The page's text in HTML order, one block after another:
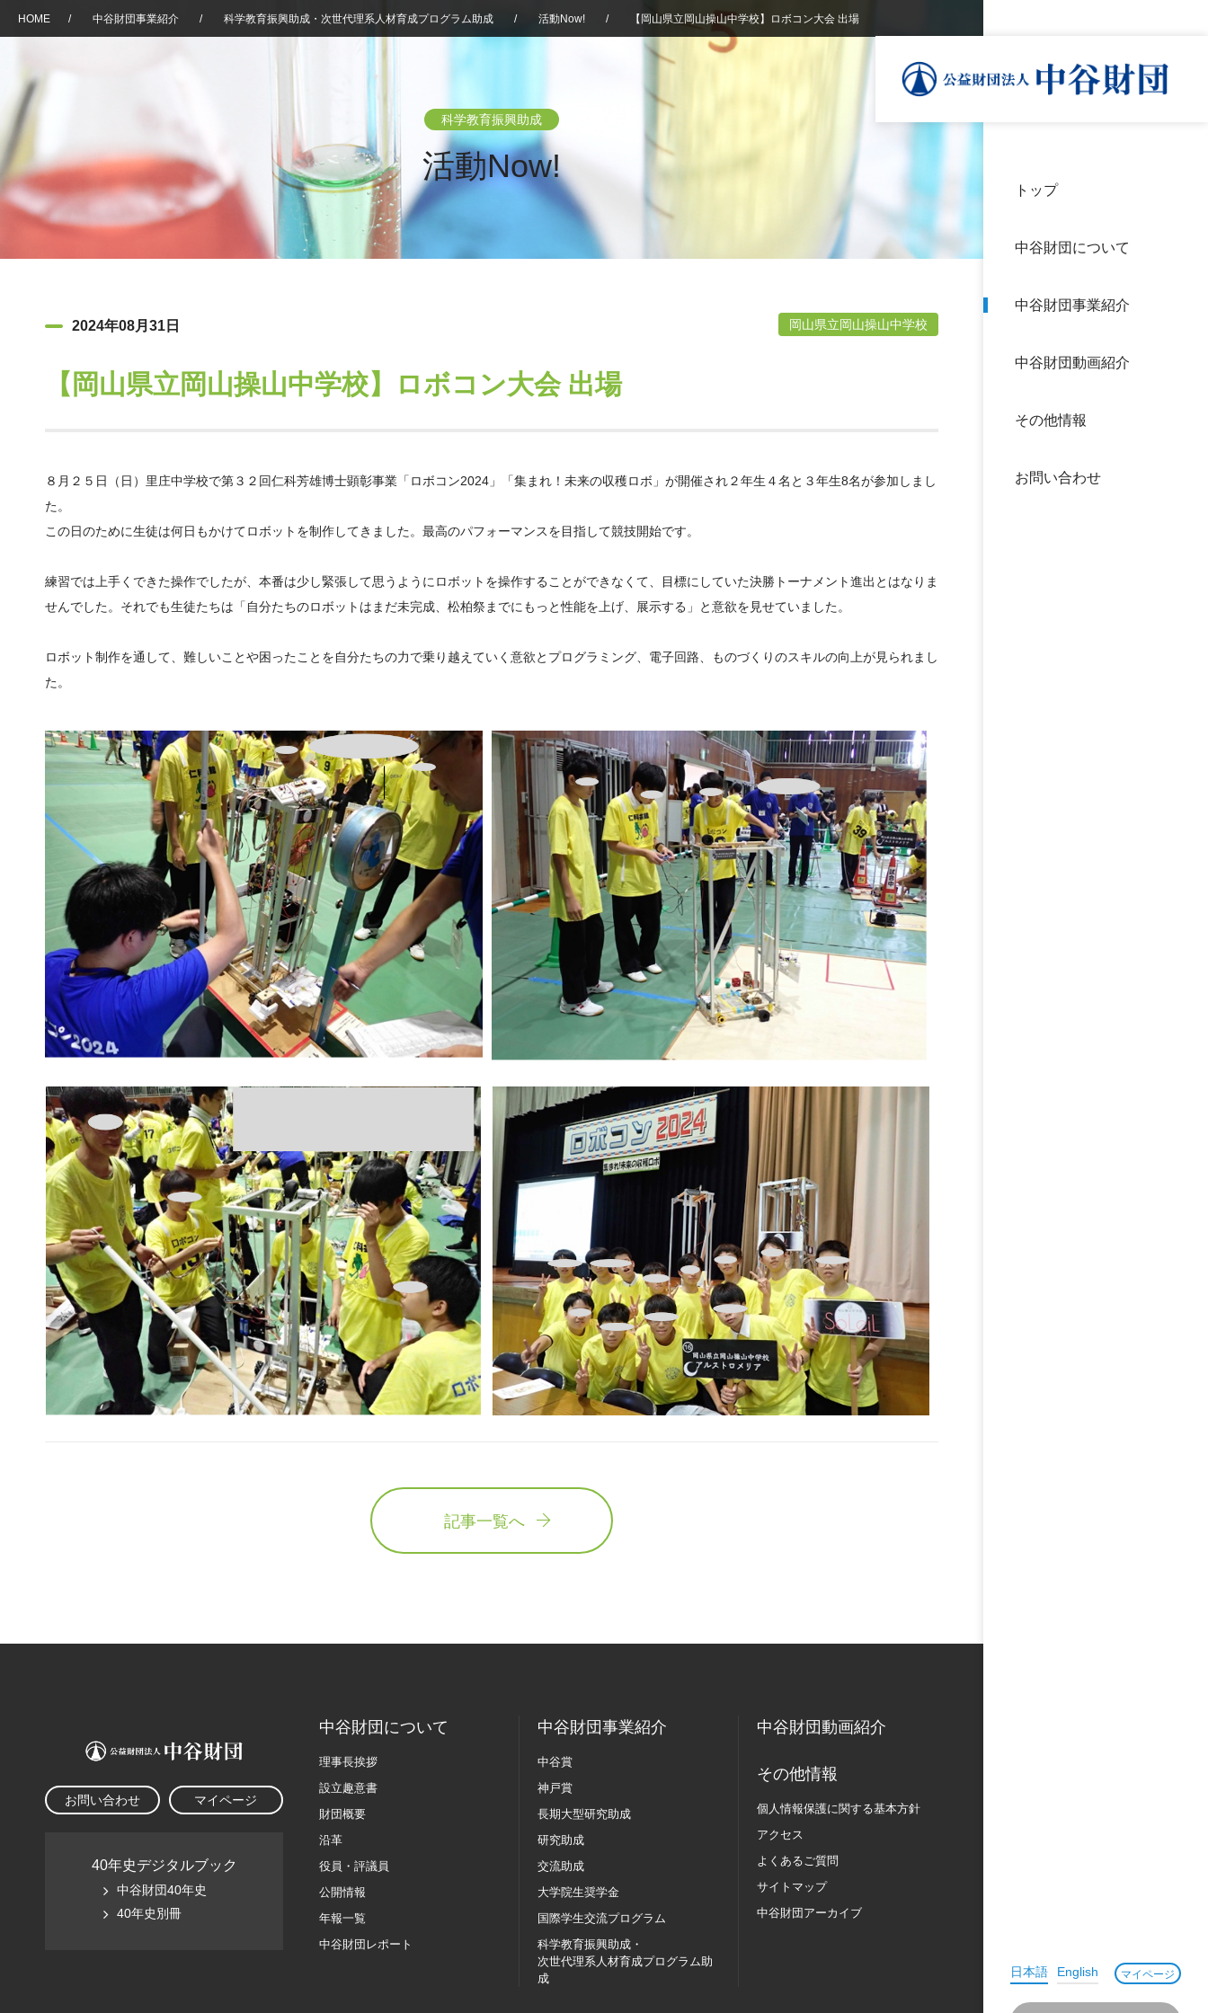
トップ
中谷財団について
中谷財団事業紹介
中谷財団動画紹介
その他情報
お問い合わせ
日本語 English マイページ
HOME / 中谷財団事業紹介 / 科学教育振興助成・次世代理系人材育成プログラム助成 / 活動Now! / 【岡山県立岡山操山中学校】ロボコン大会 出場
科学教育振興助成
活動Now!
2024年08月31日 岡山県立岡山操山中学校
【岡山県立岡山操山中学校】ロボコン大会 出場
８月２５日（日）里庄中学校で第３２回仁科芳雄博士顕彰事業「ロボコン2024 」「集まれ！未来の収穫ロボ」が開催され２年生４名と３年生8名が参加しまし
た。
この日のために生徒は何日もかけてロボットを制作してきました。最高のパフォーマンスを目指して競技開始です。
練習では上手くできた操作でしたが、本番は少し緊張して思うようにロボットを操作することができなくて、目標にしていた決勝トーナメント進出とはなりま
せんでした。それでも生徒たちは「自分たちのロボットはまだ未完成、松柏祭までにもっと性能を上げ、展示する」と意欲を見せていました。
ロボット制作を通して、難しいことや困ったことを自分たちの力で乗り越えていく意欲とプログラミング、電子回路、ものづくりのスキルの向上が見られまし
た。
記事一覧へ
お問い合わせ マイページ
40年史デジタルブック
中谷財団40年史
40年史別冊
中谷財団について
理事長挨拶
設立趣意書
財団概要
沿革
役員・評議員
公開情報
年報一覧
中谷財団レポート
中谷財団事業紹介
中谷賞
神戸賞
長期大型研究助成
研究助成
交流助成
大学院生奨学金
国際学生交流プログラム
科学教育振興助成・
次世代理系人材育成プログラム助
成
中谷財団動画紹介
その他情報
個人情報保護に関する基本方針
アクセス
よくあるご質問
サイトマップ
中谷財団アーカイブ